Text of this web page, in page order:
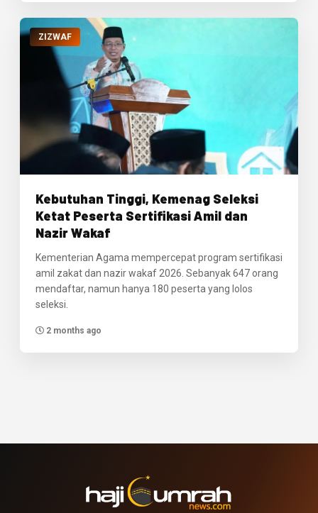
ZIZWAF
Kebutuhan Tinggi, Kemenag Seleksi
Ketat Peserta Sertifikasi Amil dan
Nazir Wakaf
Kementerian Agama mempercepat program sertifikasi
amil zakat dan nazir wakaf 2026. Sebanyak 647 orang
mendaftar, namun hanya 180 peserta yang lolos
seleksi.
2 months ago